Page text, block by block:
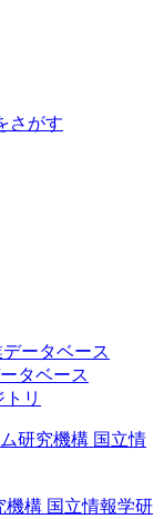
さがす
ータベース
タベース
リ
機構 国立情報学研